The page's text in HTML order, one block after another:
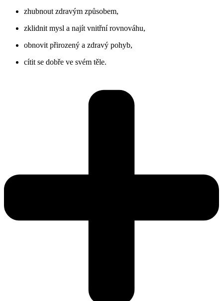
zhubnout zdravým způsobem,
zklidnit mysl a najít vnitřní rovnováhu,
obnovit přirozený a zdravý pohyb,
cítit se dobře ve svém těle.